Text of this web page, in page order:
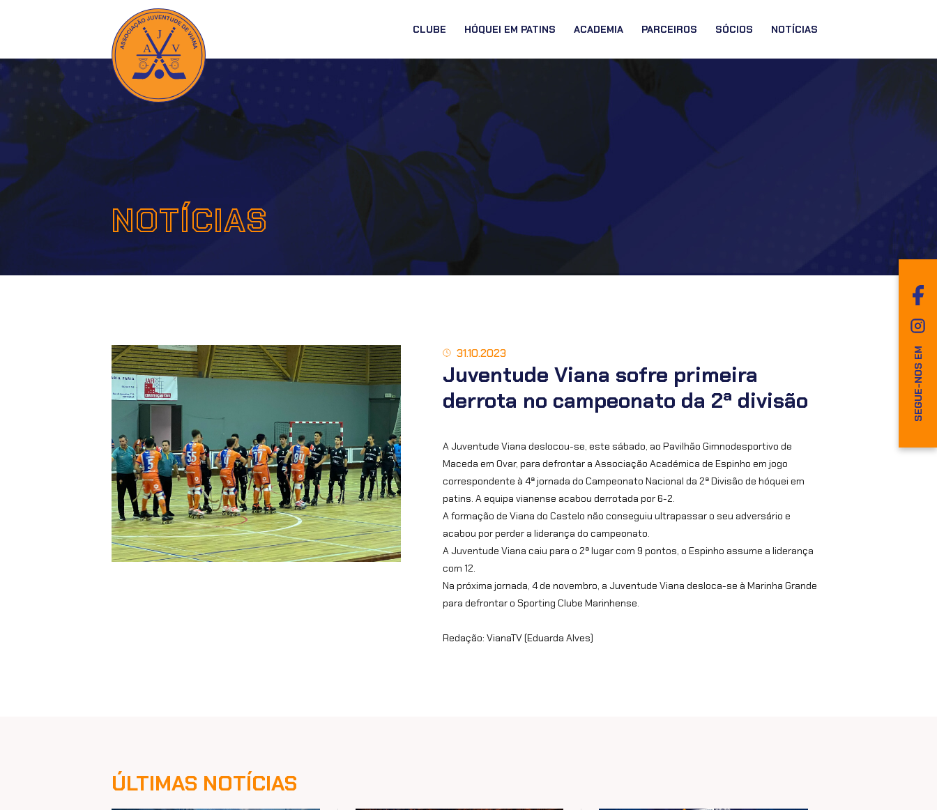
CLUBE HÓQUEI EM PATINS ACADEMIA PARCEIROS SÓCIOS NOTÍCIAS
SEGUE-NOS EM
NOTÍCIAS
31.10.2023
Juventude Viana sofre primeira
derrota no campeonato da 2ª divisão
A Juventude Viana deslocou-se, este sábado, ao Pavilhão Gimnodesportivo de
Maceda em Ovar, para defrontar a Associação Académica de Espinho em jogo
correspondente à 4ª jornada do Campeonato Nacional da 2ª Divisão de hóquei em
patins. A equipa vianense acabou derrotada por 6-2.
A formação de Viana do Castelo não conseguiu ultrapassar o seu adversário e
acabou por perder a liderança do campeonato.
A Juventude Viana caiu para o 2ª lugar com 9 pontos, o Espinho assume a liderança
com 12.
Na próxima jornada, 4 de novembro, a Juventude Viana desloca-se à Marinha Grande
para defrontar o Sporting Clube Marinhense.
Redação: VianaTV (Eduarda Alves)
ÚLTIMAS NOTÍCIAS